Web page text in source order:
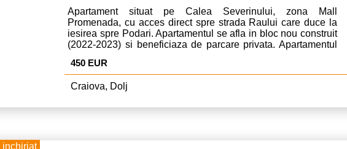
Apartament situat pe Calea Severinului, zona Mall
Promenada, cu acces direct spre strada Raului care duce la
iesirea spre Podari. Apartamentul se afla in bloc nou construit
(2022-2023) si beneficiaza de parcare privata. Apartamentul
450 EUR
Craiova, Dolj
inchiriat